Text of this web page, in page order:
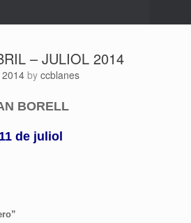
– JULIOL 2014
by ccblanes
BORELL
de juliol